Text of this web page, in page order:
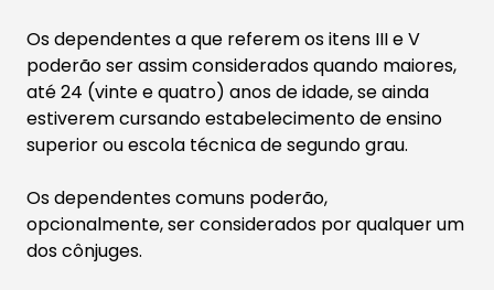
Os dependentes a que referem os itens III e V
poderão ser assim considerados quando maiores,
até 24 (vinte e quatro) anos de idade, se ainda
estiverem cursando estabelecimento de ensino
superior ou escola técnica de segundo grau.
Os dependentes comuns poderão,
opcionalmente, ser considerados por qualquer um
dos cônjuges.